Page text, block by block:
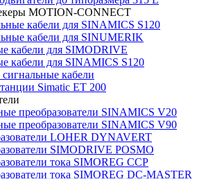
MOTION-CONNECT
кабели для SINAMICS S120
кабели для SINUMERIK
кабели для SIMODRIVE
кабели для SINAMICS S120
кабели
Simatic ET 200
преобразователи SINAMICS V20
преобразователи SINAMICS V90
LOHER DYNAVERT
SIMODRIVE POSMO
тока SIMOREG CCP
тока SIMOREG DC-MASTER